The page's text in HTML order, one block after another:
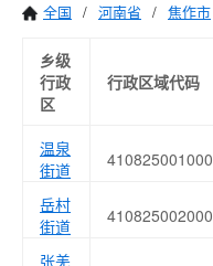
全国 / 河南省 / 焦作市
乡级
行政
区
行政区域代码
温泉
街道
410825001000
岳村
街道
410825002000
张羌